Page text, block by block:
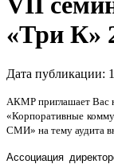
«Три К»
Дата публикации:
АКМР приглашает Вас
«Корпоративные
СМИ» на тему аудита
Ассоциация